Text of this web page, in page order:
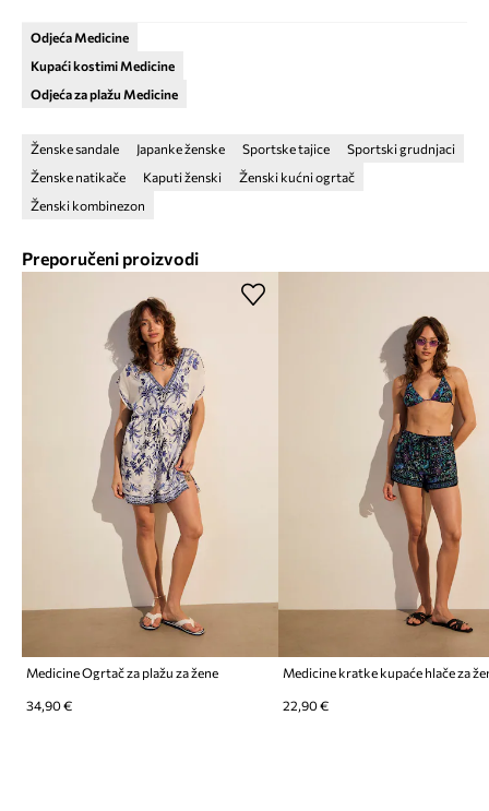
Odjeća Medicine
Kupaći kostimi Medicine
Odjeća za plažu Medicine
Ženske sandale Japanke ženske Sportske tajice
Sportski grudnjaci
Ženske natikače
Kaputi ženski
Ženski kućni ogrtač
Ženski kombinezon
Preporučeni proizvodi
Medicine Ogrtač za plažu za žene
34,90 €
Medicine kratke kupaće hlače za
22,90 €